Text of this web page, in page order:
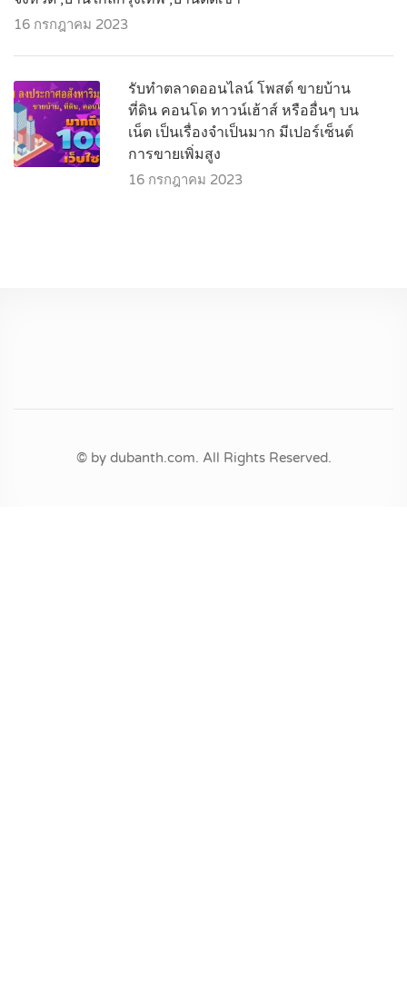
16 กรกฎาคม 2023
รับทำตลาดออนไลน์ โพสต์ ขายบ้าน
ที่ดิน คอนโด ทาวน์เฮ้าส์ หรืออื่นๆ บน
เน็ต เป็นเรื่องจำเป็นมาก มีเปอร์เซ็นต์
การขายเพิ่มสูง
16 กรกฎาคม 2023
© by dubanth.com. All Rights Reserved.